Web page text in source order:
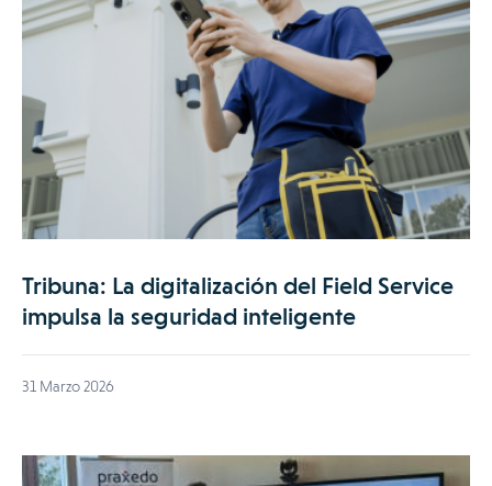
Tribuna: La digitalización del Field Service
impulsa la seguridad inteligente
31 Marzo 2026